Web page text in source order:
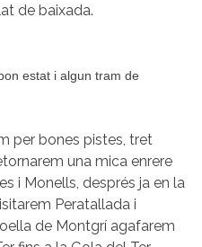
de baixada.
estat i algun tram de
per bones pistes, tret
una mica enrere
i Monells, després ja en la
Peratallada i
de Montgrí agafarem